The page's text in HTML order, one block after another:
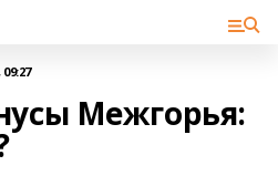
Межгорья: